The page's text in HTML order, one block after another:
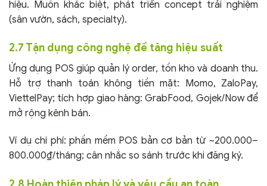
hiệu. Muốn khác biệt, phát triển concept trải nghiệm
(sân vườn, sách, specialty).
2.7 Tận dụng công nghệ để tăng hiệu suất
Ứng dụng POS giúp quản lý order, tồn kho và doanh thu.
Hỗ trợ thanh toán không tiền mặt: Momo, ZaloPay,
ViettelPay; tích hợp giao hàng: GrabFood, Gojek/Now để
mở rộng kênh bán.
Ví dụ chi phí: phần mềm POS bản cơ bản từ ~200.000–
800.000₫/tháng; cân nhắc so sánh trước khi đăng ký.